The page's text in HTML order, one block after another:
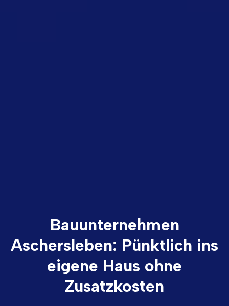
Bauunternehmen
Aschersleben: Pünktlich ins
eigene Haus ohne
Zusatzkosten